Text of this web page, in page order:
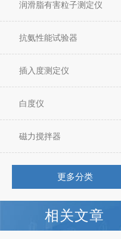
润滑脂有害粒子测定仪
抗氨性能试验器
插入度测定仪
白度仪
磁力搅拌器
更多分类
相关文章